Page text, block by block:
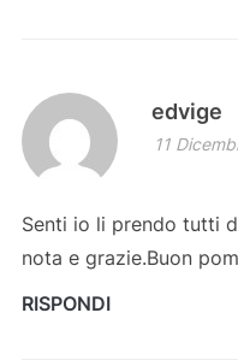
edvige
11
Senti io li prendo tutti
nota e grazie.Buon
RISPONDI